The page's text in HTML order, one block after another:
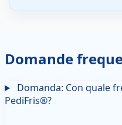
Domande
Domanda: Con quale
PediFris®?